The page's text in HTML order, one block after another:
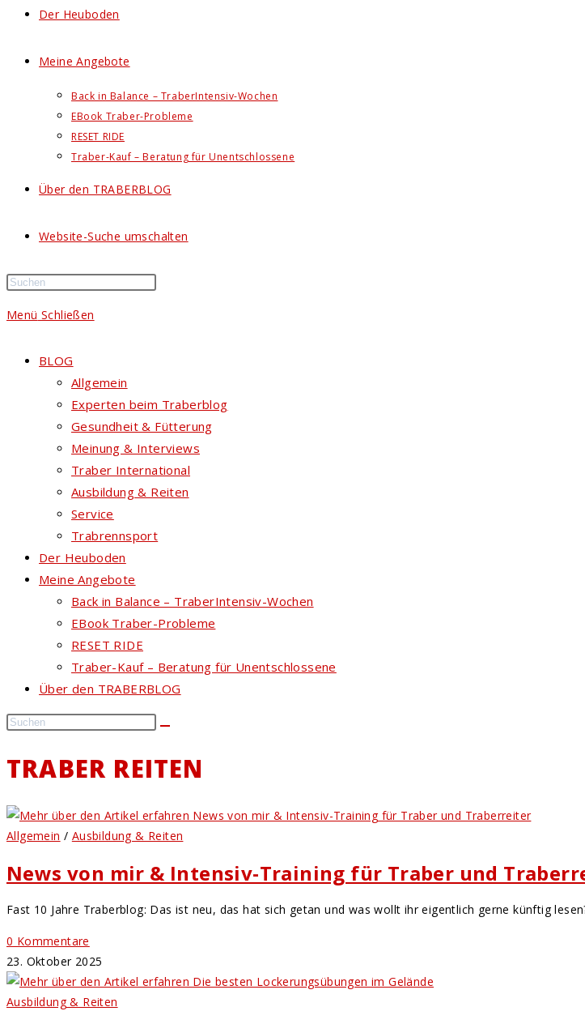
Der Heuboden
Meine Angebote
Back in Balance – TraberIntensiv-Wochen
EBook Traber-Probleme
RESET RIDE
Traber-Kauf – Beratung für Unentschlossene
Über den TRABERBLOG
Website-Suche umschalten
Menü Schließen
BLOG
Allgemein
Experten beim Traberblog
Gesundheit & Fütterung
Meinung & Interviews
Traber International
Ausbildung & Reiten
Service
Trabrennsport
Der Heuboden
Meine Angebote
Back in Balance – TraberIntensiv-Wochen
EBook Traber-Probleme
RESET RIDE
Traber-Kauf – Beratung für Unentschlossene
Über den TRABERBLOG
TRABER REITEN
Allgemein / Ausbildung & Reiten
News von mir & Intensiv-Training für Traber und
Fast 10 Jahre Traberblog: Das ist neu, das hat sich getan und was wollt ihr eigentlich gerne künftig
0 Kommentare
23. Oktober 2025
Ausbildung & Reiten